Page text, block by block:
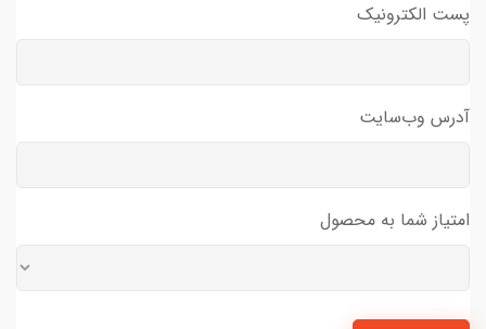
پست الکترونیک
آدرس وب‌سایت
امتیاز شما به محصول